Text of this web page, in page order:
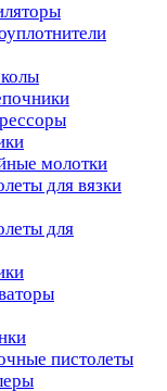
молотки
для вязки
для
пистолеты